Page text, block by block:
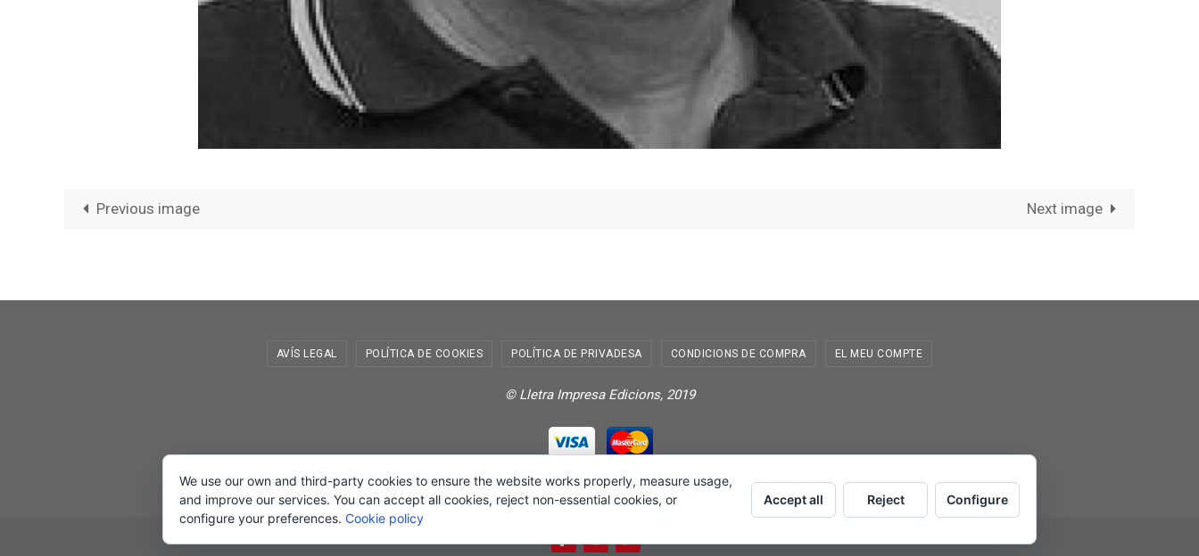
Previous image Next image
AVÍS LEGAL POLÍTICA DE COOKIES POLÍTICA DE PRIVADESA CONDICIONS DE COMPRA EL MEU COMPTE
© Lletra Impresa Edicions, 2019
Powered byNirvana&WordPress.
We use our own and third-party cookies to ensure the website works properly, measure usage,
and improve our services. You can accept all cookies, reject non-essential cookies, or
configure your preferences. Cookie policy
Accept all Reject Configure